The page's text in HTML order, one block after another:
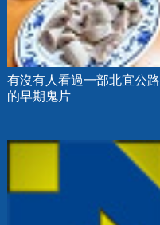
有沒有人看過一部北宜公路
的早期鬼片